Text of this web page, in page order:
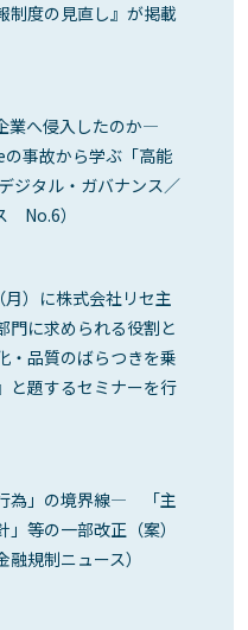
制度の見直し』が掲載
業へ侵入したのか―
事故から学ぶ「高能
ジタル・ガバナンス／
No.6）
）に株式会社リセ主
門に求められる役割と
品質のばらつきを乗
と題するセミナーを行
行為」の境界線― 「主
等の一部改正（案）
規制ニュース）